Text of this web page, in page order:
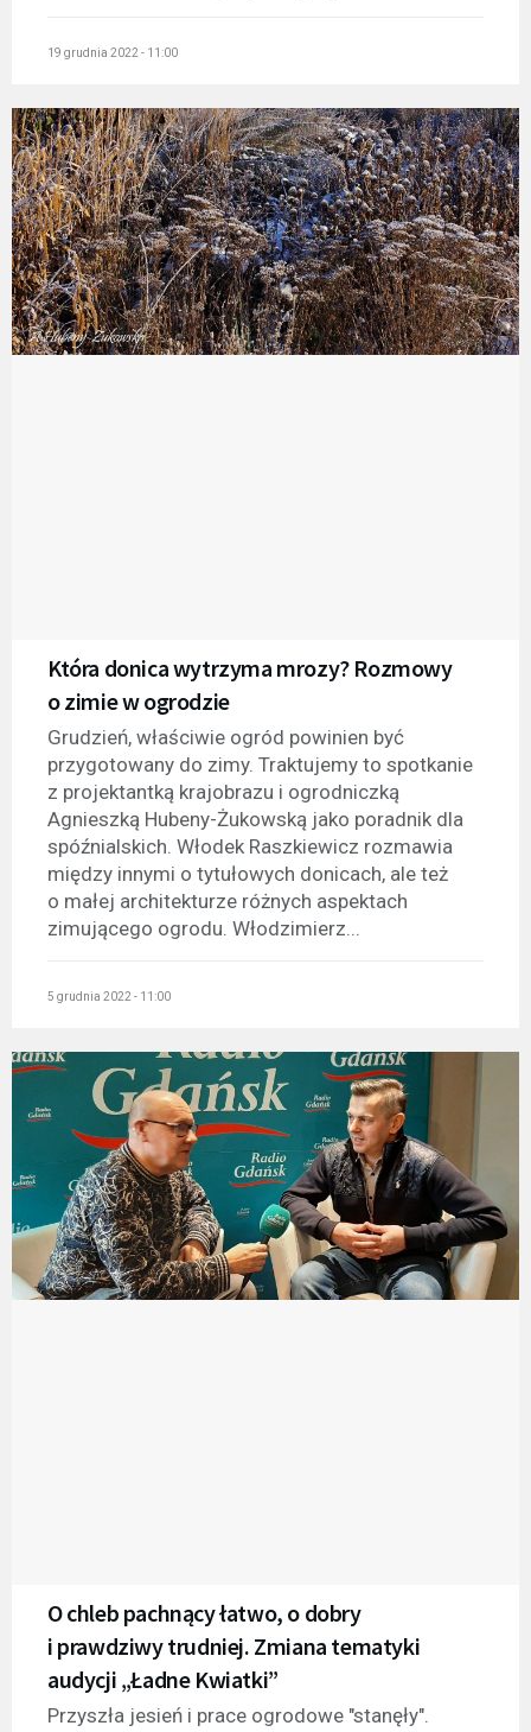
19 grudnia 2022 - 11:00
Która donica wytrzyma mrozy? Rozmowy
o zimie w ogrodzie
Grudzień, właściwie ogród powinien być
przygotowany do zimy. Traktujemy to spotkanie
z projektantką krajobrazu i ogrodniczką
Agnieszką Hubeny-Żukowską jako poradnik dla
spóźnialskich. Włodek Raszkiewicz rozmawia
między innymi o tytułowych donicach, ale też
o małej architekturze różnych aspektach
zimującego ogrodu. Włodzimierz...
5 grudnia 2022 - 11:00
O chleb pachnący łatwo, o dobry
i prawdziwy trudniej. Zmiana tematyki
audycji „Ładne Kwiatki”
Przyszła jesień i prace ogrodowe "stanęły".